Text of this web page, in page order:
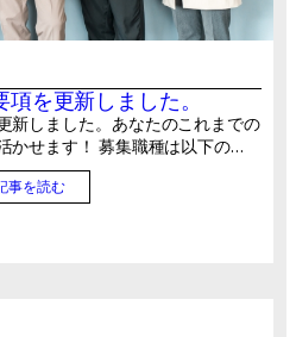
を更新しました。
新しました。あなたのこれまでの
かせます！ 募集職種は以下の…
事を読む